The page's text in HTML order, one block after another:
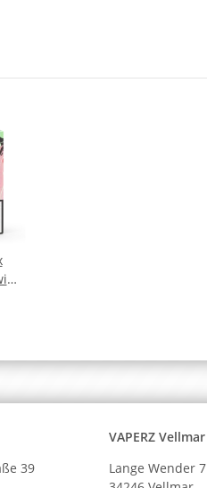
39
VAPERZ Vellmar
Lange Wender 7